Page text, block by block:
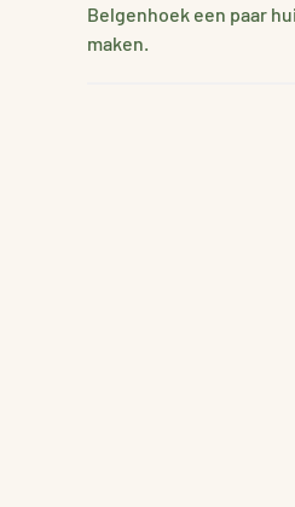
Belgenhoek een paar
maken.